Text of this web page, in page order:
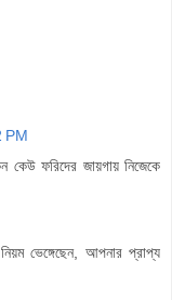
PM
ফরিদের জায়গায় নিজেকে
ভেঙ্গেছেন, আপনার প্রাপ্য